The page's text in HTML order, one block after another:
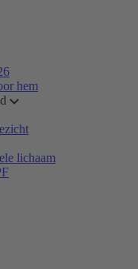
hem
lichaam